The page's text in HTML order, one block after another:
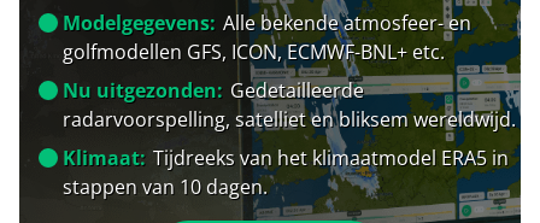
Modelgegevens: Alle bekende atmosfeer- en
golfmodellen GFS, ICON, ECMWF-BNL+ etc.
Nu uitgezonden: Gedetailleerde
radarvoorspelling, satelliet en bliksem wereldwijd.
Klimaat: Tijdreeks van het klimaatmodel ERA5 in
stappen van 10 dagen.